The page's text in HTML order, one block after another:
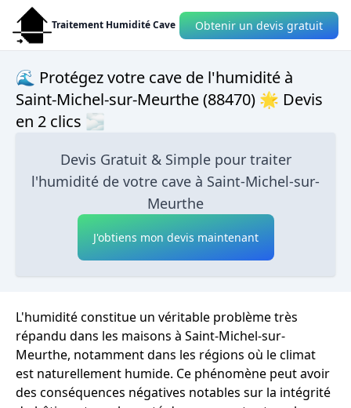
Traitement Humidité Cave Obtenir un devis gratuit
🌊 Protégez votre cave de l'humidité à
Saint-Michel-sur-Meurthe (88470) 🌟 Devis
en 2 clics 🌫
Devis Gratuit & Simple pour traiter
l'humidité de votre cave à Saint-Michel-sur-
Meurthe
J'obtiens mon devis maintenant
L'humidité constitue un véritable problème très
répandu dans les maisons à Saint-Michel-sur-
Meurthe, notamment dans les régions où le climat
est naturellement humide. Ce phénomène peut avoir
des conséquences négatives notables sur la intégrité